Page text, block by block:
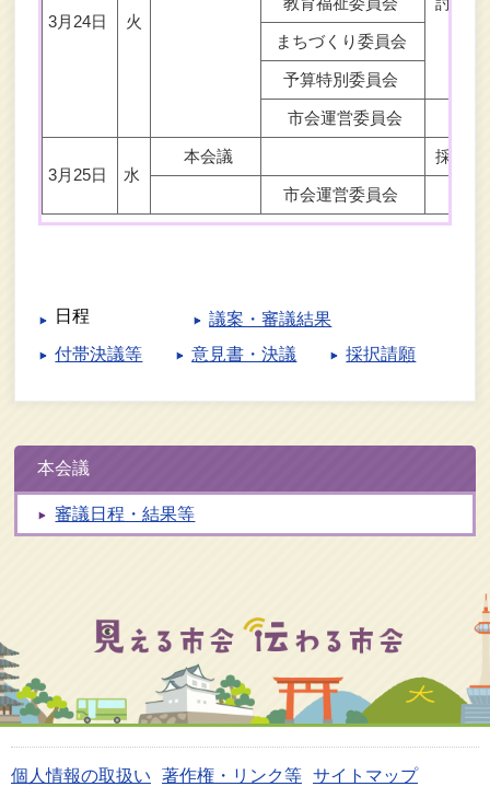
3月24日 火
まちづくり委員会
予算特別委員会
市会運営委員会
3月25日 水
本会議 採決等
市会運営委員会
日程
議案・審議結果
付帯決議等
意見書・決議 採択請願
本会議
審議日程・結果等
個人情報の取扱い 著作権・リンク等 サイトマップ